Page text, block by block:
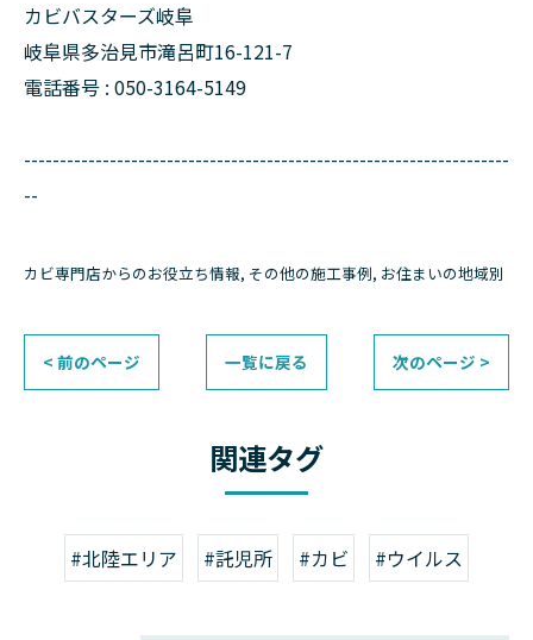
カビバスターズ岐阜
岐阜県多治見市滝呂町16-121-7
電話番号 : 050-3164-5149
--------------------------------------------------------------------
--
カビ専門店からのお役立ち情報 その他の施工事例 お住まいの地域別
< 前のページ 一覧に戻る 次のページ >
関連タグ
#北陸エリア #託児所 #カビ #ウイルス